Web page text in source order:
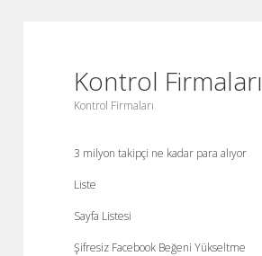
Kontrol Firmaları
Kontrol Firmaları
3 milyon takipçi ne kadar para alıyor
Liste
Sayfa Listesi
Şifresiz Facebook Beğeni Yükseltme